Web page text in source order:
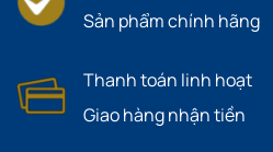
Sản phẩm chính hãng
Thanh toán linh hoạt
Giao hàng nhận tiền